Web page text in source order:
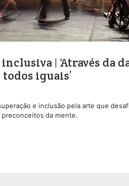
| ‘Através da
todos iguais’
e inclusão pela arte que
preconceitos da mente.